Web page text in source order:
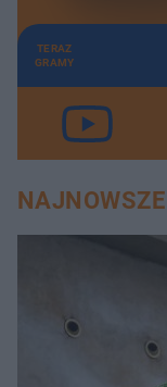
TERAZ
GRAMY